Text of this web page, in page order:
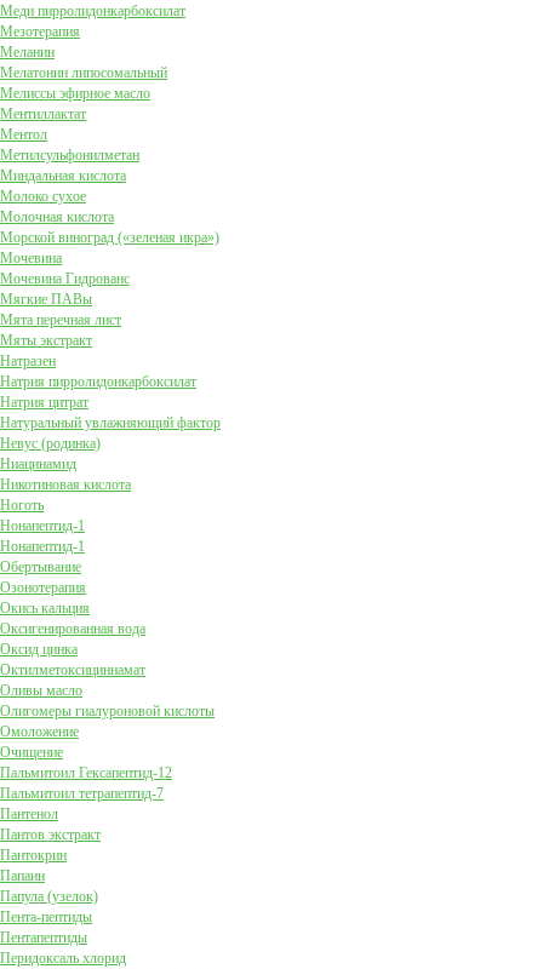
Меди пирролидонкарбоксилат
Мезотерапия
Меланин
Мелатонин липосомальный
Мелиссы эфирное масло
Ментиллактат
Ментол
Метилсульфонилметан
Миндальная кислота
Молоко сухое
Молочная кислота
Морской виноград («зеленая икра»)
Мочевина
Мочевина Гидрованс
Мягкие ПАВы
Мята перечная лист
Мяты экстракт
Натразен
Натрия пирролидонкарбоксилат
Натрия цитрат
Натуральный увлажняющий фактор
Невус (родинка)
Ниацинамид
Никотиновая кислота
Ноготь
Нонапептид-1
Нонапептид-1
Обертывание
Озонотерапия
Окись кальция
Оксигенированная вода
Оксид цинка
Октилметоксициннамат
Оливы масло
Олигомеры гиалуроновой кислоты
Омоложение
Очищение
Пальмитоил Гексапептид-12
Пальмитоил тетрапептид-7
Пантенол
Пантов экстракт
Пантокрин
Папаин
Папула (узелок)
Пента-пептиды
Пентапептиды
Перидоксаль хлорид